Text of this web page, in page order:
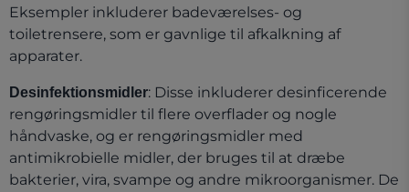
Eksempler inkluderer badeværelses- og
toiletrensere, som er gavnlige til afkalkning af
apparater.
Desinfektionsmidler: Disse inkluderer desinficerende
rengøringsmidler til flere overflader og nogle
håndvaske, og er rengøringsmidler med
antimikrobielle midler, der bruges til at dræbe
bakterier, vira, svampe og andre mikroorganismer. De